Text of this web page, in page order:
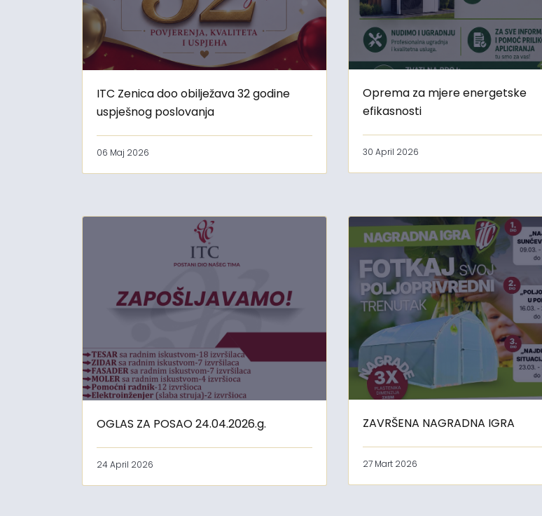
ITC Zenica doo obilježava 32 godine
uspješnog poslovanja
06 Maj 2026
Oprema za mjere energetske
efikasnosti
30 April 2026
OGLAS ZA POSAO 24.04.2026.g.
24 April 2026
ZAVRŠENA NAGRADNA IGRA
27 Mart 2026